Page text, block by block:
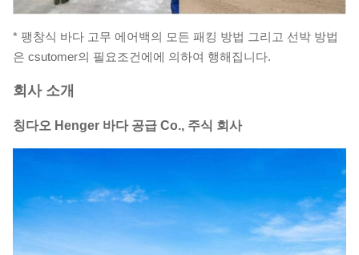
* 팽창식 바다 고무 에어백의 모든 패킹 방법 그리고 선박 방법
은 csutomer의 필요조건에에 의하여 행해집니다.
회사 소개
칭다오 Henger 바다 공급 Co., 주식 회사